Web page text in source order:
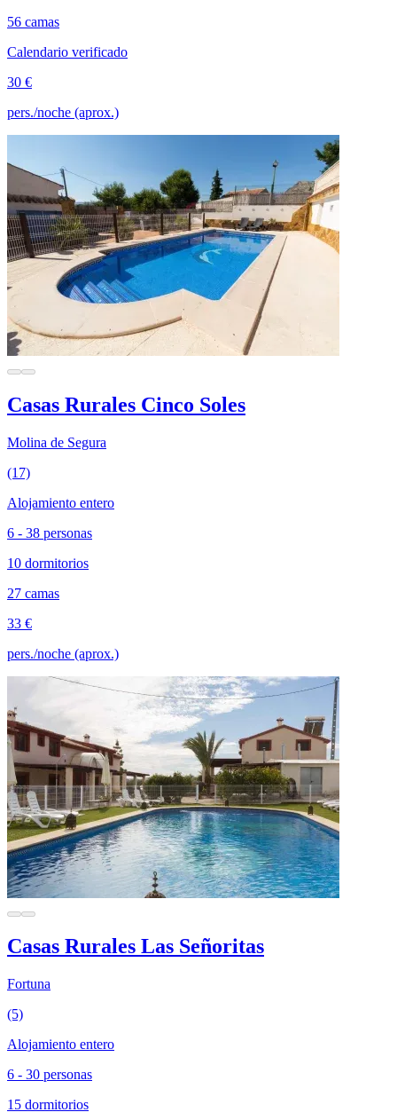
56 camas
Calendario verificado
30 €
pers./noche (aprox.)
Casas Rurales Cinco Soles
Molina de Segura
(17)
Alojamiento entero
6 - 38 personas
10 dormitorios
27 camas
33 €
pers./noche (aprox.)
Casas Rurales Las Señoritas
Fortuna
(5)
Alojamiento entero
6 - 30 personas
15 dormitorios